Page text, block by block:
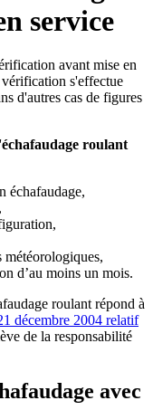
service
avant mise en
s'effectue
d'autres cas de figures
échafaudage roulant
échafaudage,
météorologiques,
d’au moins un mois.
roulant répond à
décembre 2004 relatif
de la responsabilité
avec